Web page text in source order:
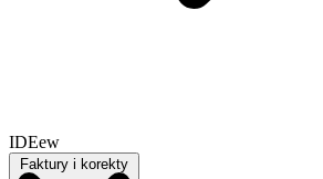
IDEew
Faktury i korekty